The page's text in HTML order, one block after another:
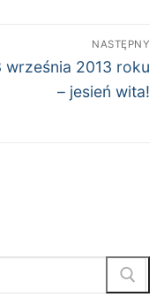
NASTĘPNY
września 2013 roku
– jesień wita!